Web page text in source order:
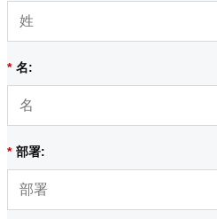
* 名:
* 部署: